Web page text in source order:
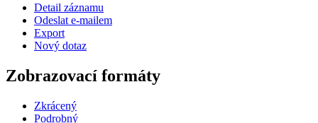
Detail záznamu
Odeslat e-mailem
Export
Nový dotaz
Zobrazovací formáty
Zkrácený
Podrobný